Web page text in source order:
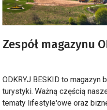
Zespół magazynu
ODKRYJ BESKID to
turystyki. Ważną częścią
tematy lifestyle'owe oraz